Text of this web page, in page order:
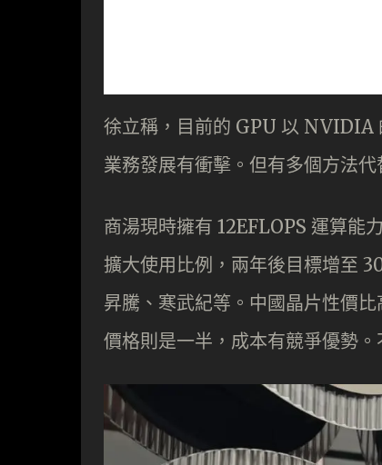
徐立稱，目前的 GPU 以 NVIDIA
業務發展有衝擊。但有多個方法
商湯現時擁有 12EFLOPS 運算能
擴大使用比例，兩年後目標增至
昇騰、寒武紀等。中國晶片性價
價格則是一半，成本有競爭優勢